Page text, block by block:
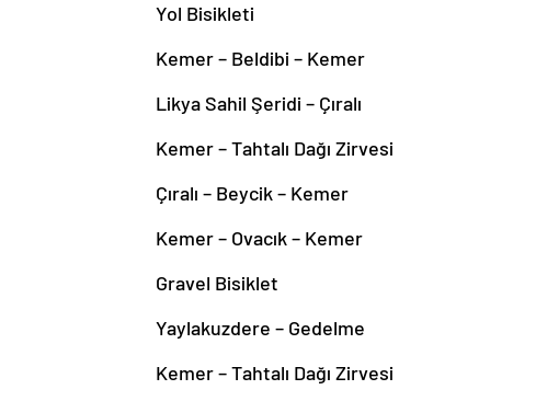
Yol Bisikleti
Kemer – Beldibi – Kemer
Likya Sahil Şeridi – Çıralı
Kemer – Tahtalı Dağı Zirvesi
Çıralı – Beycik – Kemer
Kemer – Ovacık – Kemer
Gravel Bisiklet
Yaylakuzdere – Gedelme
Kemer – Tahtalı Dağı Zirvesi